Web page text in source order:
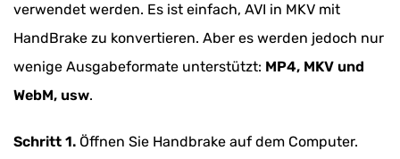
verwendet werden. Es ist einfach, AVI in MKV mit
HandBrake zu konvertieren. Aber es werden jedoch nur
wenige Ausgabeformate unterstützt: MP4, MKV und
WebM, usw.
Schritt 1. Öffnen Sie Handbrake auf dem Computer.